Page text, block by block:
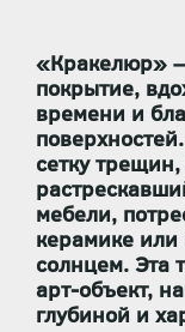
«Кракелюр»
покрытие,
времени и
сетку
мебели,
керамике
солнцем. Эта
арт-объект,
глубиной и